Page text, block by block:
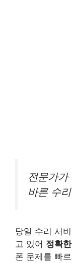
전문가
바른 수
당일 수리 서
고 있어 정확
폰 문제를 빠